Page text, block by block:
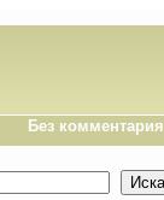
Без комментария